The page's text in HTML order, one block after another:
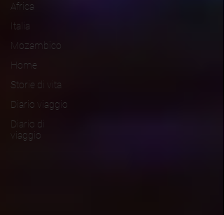
Africa
Italia
Mozambico
Home
Storie di vita
Diario viaggio
Diario di
viaggio